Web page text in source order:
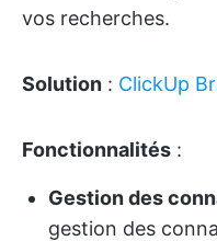
vos recherches.
Solution : ClickUp
Fonctionnalités :
Gestion des
gestion des